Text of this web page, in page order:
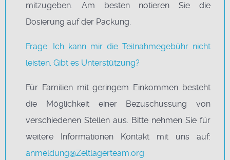
mitzugeben. Am besten notieren Sie die
Dosierung auf der Packung.
Frage: Ich kann mir die Teilnahmegebühr nicht
leisten. Gibt es Unterstützung?
Für Familien mit geringem Einkommen besteht
die Möglichkeit einer Bezuschussung von
verschiedenen Stellen aus. Bitte nehmen Sie für
weitere Informationen Kontakt mit uns auf:
anmeldung@Zeltlagerteam.org